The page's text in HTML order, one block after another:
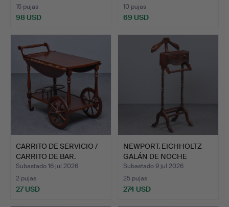
15 pujas
98 USD
10 pujas
69 USD
CARRITO DE SERVICIO /
CARRITO DE BAR.
Subastado 16 jul 2026
2 pujas
27 USD
NEWPORT. EICHHOLTZ
GALÁN DE NOCHE
JAQUET E…
Subastado 9 jul 2026
25 pujas
274 USD